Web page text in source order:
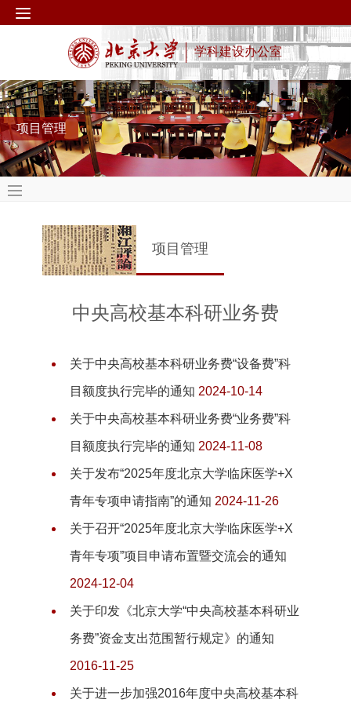
学科建设办公室
项目管理
项目管理
中央高校基本科研业务费
关于中央高校基本科研业务费“设备费”科
目额度执行完毕的通知 2024-10-14
关于中央高校基本科研业务费“业务费”科
目额度执行完毕的通知 2024-11-08
关于发布“2025年度北京大学临床医学+X
青年专项申请指南”的通知 2024-11-26
关于召开“2025年度北京大学临床医学+X
青年专项”项目申请布置暨交流会的通知
2024-12-04
关于印发《北京大学“中央高校基本科研业
务费”资金支出范围暂行规定》的通知
2016-11-25
关于进一步加强2016年度中央高校基本科